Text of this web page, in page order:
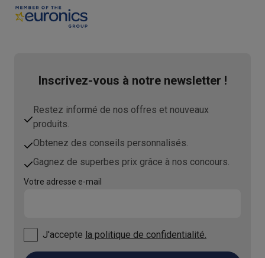
Inscrivez-vous à notre newsletter !
Restez informé de nos offres et nouveaux
produits.
Obtenez des conseils personnalisés.
Gagnez de superbes prix grâce à nos concours.
Votre adresse e-mail
J'accepte la politique de confidentialité.